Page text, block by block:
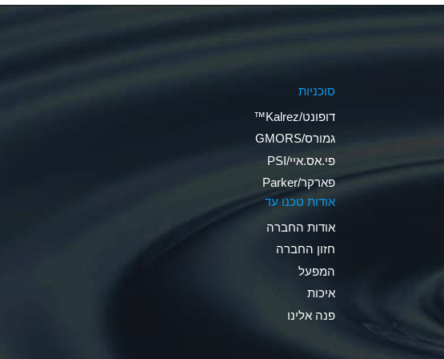
סוכניות
דופונט/Kalrez™
גמורס/GMORS
פי.אס.איי/PSI
פארקר/Parker
אודות טכנו עד
אודות החברה
חזון החברה
המפעל
איכות
פנה אלינו